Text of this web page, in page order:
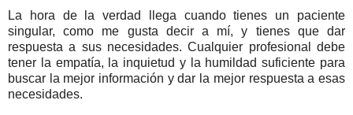
La hora de la verdad llega cuando tienes un paciente
singular, como me gusta decir a mí, y tienes que dar
respuesta a sus necesidades. Cualquier profesional debe
tener la empatía, la inquietud y la humildad suficiente para
buscar la mejor información y dar la mejor respuesta a esas
necesidades.